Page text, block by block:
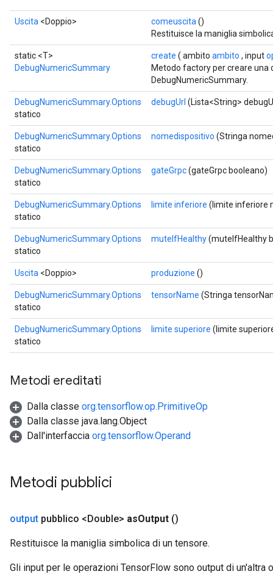
Uscita <Doppio> comeuscita ()
Restituisce la maniglia
static <T>
DebugNumericSummary
create ( ambito ambito , input
Metodo factory per creare una
DebugNumericSummary.
DebugNumericSummary.Options
statico
debugUrl (Lista<String>
DebugNumericSummary.Options
statico
nomedispositivo (Stringa
DebugNumericSummary.Options
statico
gateGrpc(gateGrpc booleano)
DebugNumericSummary.Options
statico
limite inferiore (limite inferiore
DebugNumericSummary.Options
statico
muteIfHealthy(muteIfHealthy
Uscita <Doppio> produzione ()
DebugNumericSummary.Options
statico
tensorName (Stringa
DebugNumericSummary.Options
statico
limite superiore (limite
Metodi ereditati
Dalla classe org.tensorflow.op.PrimitiveOp
Dalla classe java.lang.Object
Dall'interfaccia org.tensorflow.Operand
Metodi pubblici
output pubblico <Double> asOutput ()
Restituisce la maniglia simbolica di un tensore.
Gli input per le operazioni TensorFlow sono output di un'altra